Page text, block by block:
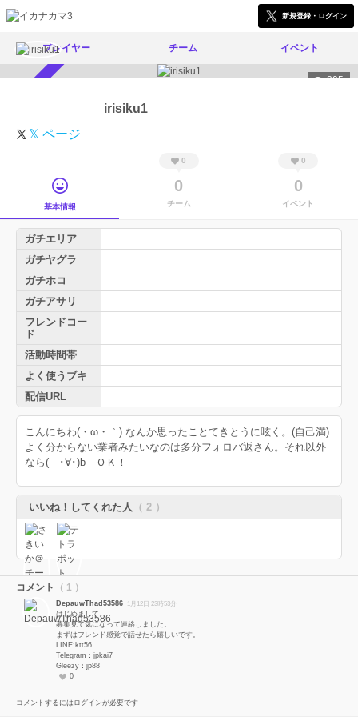
新規登録・ログイン
プレイヤー チーム イベント
205
irisiku1
𝕏 ページ
基本情報
0
0
チーム
0
0
イベント
ガチエリア
ガチヤグラ
ガチホコ
ガチアサリ
フレンドコー
ド
活動時間帯
よく使うブキ
配信URL
こんにちわ(・ω・｀) なんか思ったことてきとうに呟く。(自己満)
よく分からない業者みたいなのは多分フォロバ返さん。それ以外
なら( ･∀･)b ＯＫ！
いいね！してくれた人 （ 2 ）
コメント （ 1 ）
DepauwThad53586 1月12日 23時53分
はじめまして。
募集見て気になって連絡しました。
まずはフレンド感覚で話せたら嬉しいです。
LINE:ktt56
Telegram：jpkai7
Gleezy：jp88
0
コメントするにはログインが必要です